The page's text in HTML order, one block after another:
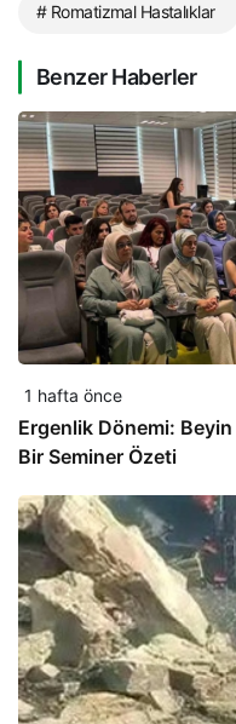
# Romatizmal Hastalıklar
Benzer Haberler
1 hafta önce
Ergenlik Dönemi: Beyin
Bir Seminer Özeti